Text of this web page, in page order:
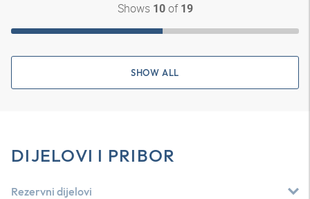
Shows 10of 19
SHOW ALL
DIJELOVI I PRIBOR
Rezervni dijelovi